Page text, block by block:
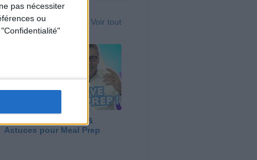
pas nécessiter
ou
Voir tout
Panga, Huile d'Olive &
Astuces pour Meal Prep